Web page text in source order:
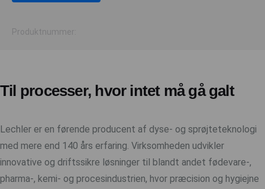
Produktnummer:
Til processer, hvor intet må gå galt
Lechler er en førende producent af dyse- og sprøjteteknologi
med mere end 140 års erfaring. Virksomheden udvikler
innovative og driftssikre løsninger til blandt andet fødevare-,
pharma-, kemi- og procesindustrien, hvor præcision og hygiejne